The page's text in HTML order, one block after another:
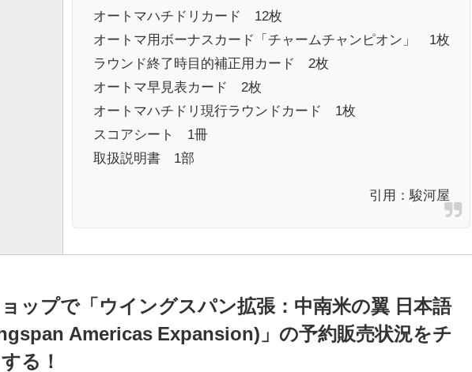
オートマハチドリカード 12枚
オートマ用ボーナスカード「チャームチャンピオン」 1枚
ラウンド終了時目的補正用カード 2枚
オートマ早見表カード 2枚
オートマハチドリ現行ラウンドカード 1枚
スコアシート 1冊
取扱説明書 1部
引用： 駿河屋
ップで「ウイングスパン拡張：中南米の翼 日本語
Americas Expansion)」の予約販売状況をチ
る！